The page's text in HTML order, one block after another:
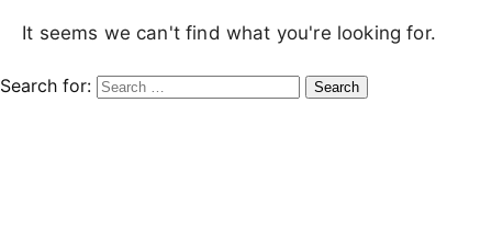
It seems we can't find what you're looking for.
Search for: